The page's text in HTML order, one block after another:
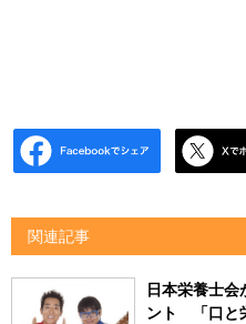
関連記事
日本栄養士会
ント 「口と